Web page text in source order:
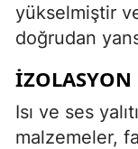
yükselmiştir
doğrudan
İZOLASYON
Isı ve ses
malzemeler,